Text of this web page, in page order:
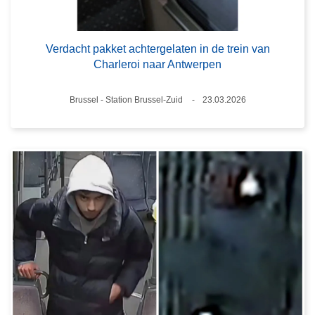
Verdacht pakket achtergelaten in de trein van
Charleroi naar Antwerpen
Plaats
Brussel - Station Brussel-Zuid
23.03.2026